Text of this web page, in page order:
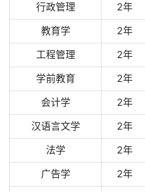
行政管理 2年
教育学 2年
工程管理 2年
学前教育 2年
会计学 2年
汉语言文学 2年
法学 2年
广告学 2年